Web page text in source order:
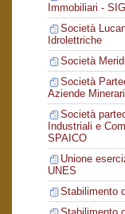
Immobiliari -
Società
Idrolettriche
Società
Società
Aziende
Società
Industriali e
SPAICO
Unione
UNES
Stabilimento